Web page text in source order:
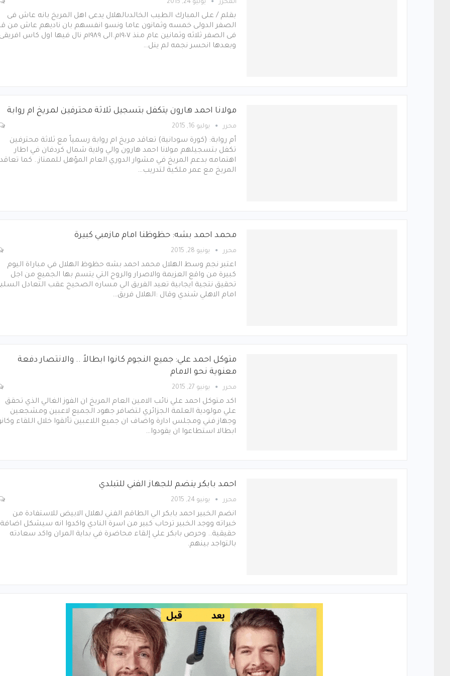
المحرر يوليو 24, 2015
بقلم / على المبارك الطيب الخالدىالهلال يدعى اهل المريخ بانه عاش فى
الصفر الدولى خمسه وثمانون عاما ونسو انفسهم بان ناديهم عاش من
فى الصفر ثلاثه وثمانين عام منذ ١٩٠٧م.الى ١٩٨٩م نال فيها اول كاس
وبعدها انحسر نجمه لم ينل…
مولانا احمد هارون يتكفل بتسجيل ثلاثة محترفين لمريخ ام روابة
محرر يوليو 16, 2015
أم روابة: (كورة سودانية) تعاقد مريخ ام روابة رسمياً مع ثلاثة محترفين
تكفل بتسجيلهم مولانا احمد هارون والي ولاية شمال كردفان في اطار
اهتمامه بدعم المريخ في مشوار الدوري العام المؤهل للممتاز.. كما تعاقد
المريخ مع عمر ملكية لتدريب…
محمد احمد بشه: حظوظنا امام مازمبي كبيرة
محرر يونيو 28, 2015
اعتبر نجم وسط الهلال محمد احمد بشه حظوظ الهلال في مباراة اليوم
كبيرة من واقع العزيمة والاصرار والروح التي يتسم بها الجميع من اجل
تحقيق نتجية ايجابية تعيد الفريق الي مساره الصحيح عقب التعادل
امام الاهلي شندي وقال :الهلال فريق…
متوكل احمد علي: جميع النجوم كانوا ابطالاً .. والانتصار دفعة
معنوية نحو الامام
محرر يونيو 27, 2015
اكد متوكل احمد علي نائب الامين العام المريخ ان الفوز الغالي الذي تحقق
علي مولودية العلمة الجزائري لتضافر جهود الجميع لاعبين ومشجعين
وجهاز فني ومجلس ادارة واضاف ان جميع اللاعبين تألقوا خلال اللقاء
ابطالا استطاعوا ان يقودوا…
احمد بابكر ينضم للجهاز الفني للتبلدي
محرر يونيو 24, 2015
انضم الخبير احمد بابكر الي الطاقم الفني لهلال الابيض للاستفادة من
خبراته ووجد الخبير ترحاب كبير من اسرة النادي واكدوا انه سيشكل اضافة
حقيقية.. وحرص بابكر علي إلقاء محاضرة في بداية المران واكد سعادته
بالتواجد بينهم.